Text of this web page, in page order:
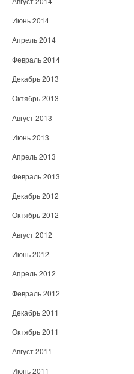
Июнь 2014
Апрель 2014
Февраль 2014
Декабрь 2013
Октябрь 2013
Август 2013
Июнь 2013
Апрель 2013
Февраль 2013
Декабрь 2012
Октябрь 2012
Август 2012
Июнь 2012
Апрель 2012
Февраль 2012
Декабрь 2011
Октябрь 2011
Август 2011
Июнь 2011